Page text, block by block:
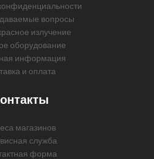
вопросы
излучение
оборудование
информация
и оплата
магазинов
служба
форма